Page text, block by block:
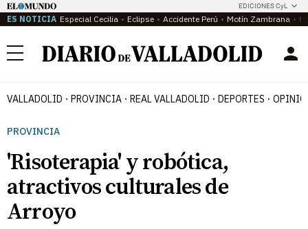
EDICIONES CyL
ES NOTICIA Especial Cecilia Eclipse Accidente Perú Motín Zambrana
Menú
VALLADOLID PROVINCIA REAL VALLADOLID DEPORTES
PROVINCIA
'Risoterapia' y robótica,
atractivos culturales de
Arroyo